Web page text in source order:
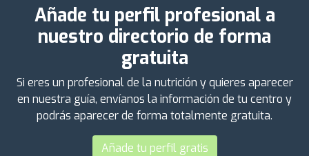
Añade tu perfil profesional a
nuestro directorio de forma
gratuita
Si eres un profesional de la nutrición y quieres aparecer
en nuestra guía, envíanos la información de tu centro y
podrás aparecer de forma totalmente gratuita.
Añade tu perfil gratis